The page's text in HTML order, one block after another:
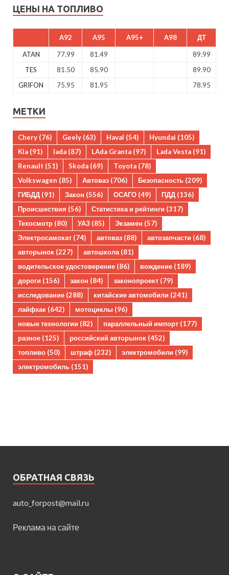
ЦЕНЫ НА ТОПЛИВО
A92 A95 A95+ A98 ДТ
ATAN 77.99 81.49
89.99
TES
81.50 85.90
89.90
GRIFON
75.95 81.95 78.95
МЕТКИ
Chery (76) Geely (63) Haval (54) Hyundai (105)
Kia (91) lada (87) LAda Granta (97) Lada Vesta (91)
Renault (51) Skoda (69) Toyota (78)
Volkswagen (85) Автоваз (706) Безопасность (209)
ГИБДД (91) Закон (556) ОСАГО (49) ПДД (136)
Происшествия (56) Статистика и рейтинги (317)
Техосмотр (80) УАЗ (85) Экзамен (57)
Электросамокат (74) автоваз (88) автозапчасти (68)
авторынок (227) автошкола(81)
водительское удостоверение (86) вождение (189)
дороги (156) закон (84) законопроект (79)
исследование (288) китайские автомобили (241)
лайфхак (642) мотоциклы (96)
новые технологии (82) параллельный импорт (177)
разное (125) российский авторынок (452)
топливо (50) штраф (232) электромобили (99)
электромобиль (151)
ОБРАТНАЯ СВЯЗЬ
auto_forpost@mail.ru
Реклама на сайте